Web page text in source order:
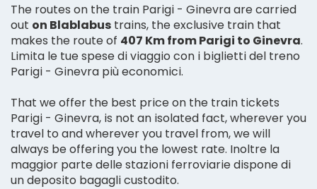
The routes on the train Parigi - Ginevra are carried
out on Blablabus trains, the exclusive train that
makes the route of 407 Km from Parigi to Ginevra.
Limita le tue spese di viaggio con i biglietti del treno
Parigi - Ginevra più economici.
That we offer the best price on the train tickets
Parigi - Ginevra, is not an isolated fact, wherever you
travel to and wherever you travel from, we will
always be offering you the lowest rate. Inoltre la
maggior parte delle stazioni ferroviarie dispone di
un deposito bagagli custodito.